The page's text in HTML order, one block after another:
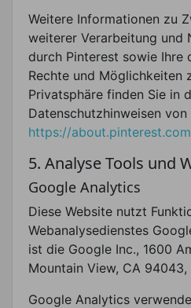
Weitere Informationen zu
weiterer Verarbeitung und
durch Pinterest sowie Ihre
Rechte und Möglichkeiten
Privatsphäre finden Sie in
Datenschutzhinweisen von
https://
5. Analyse Tools und
Google Analytics
Diese Website nutzt
Webanalysedienstes
ist die Google Inc., 1600
Mountain View, CA 94043,
Google Analytics